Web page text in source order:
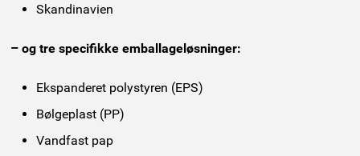
Skandinavien
– og tre specifikke emballageløsninger:
Ekspanderet polystyren (EPS)
Bølgeplast (PP)
Vandfast pap